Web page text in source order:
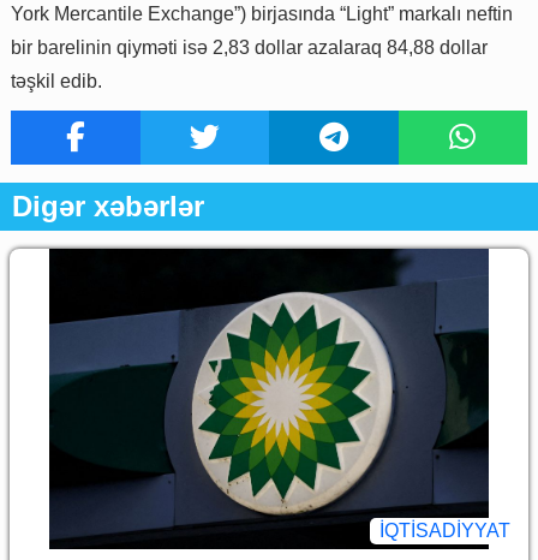
York Mercantile Exchange”) birjasında “Light” markalı neftin
bir barelinin qiyməti isə 2,83 dollar azalaraq 84,88 dollar
təşkil edib.
Digər xəbərlər
İQTİSADİYYAT